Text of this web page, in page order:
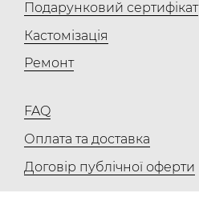
Подарунковий сертифікат
Кастомізація
Ремонт
FAQ
Оплата та доставка
Договір публічної оферти